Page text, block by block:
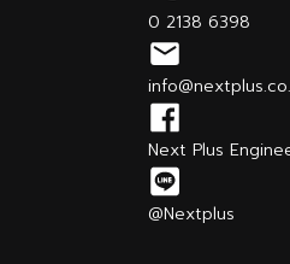
0 2138 6398
Next Plus
@Nextplus